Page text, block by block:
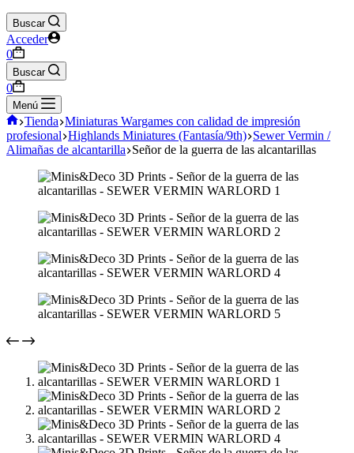
Buscar
Acceder
Carro
de
compra
0
Buscar
Carro
de
compra
0
Menú
Inicio
Tienda Miniaturas Wargames con calidad de impresión
profesional Highlands Miniatures (Fantasía/9th) Sewer Vermin /
Alimañas de alcantarilla Señor de la guerra de las alcantarillas